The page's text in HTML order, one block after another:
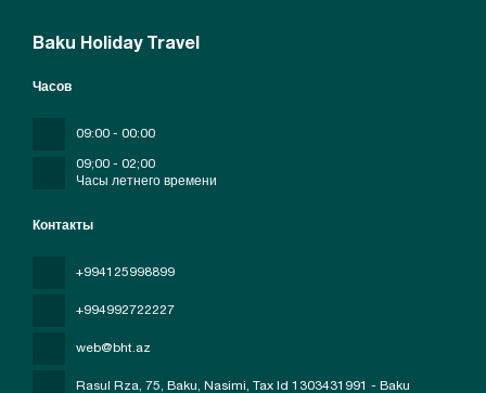
Baku Holiday Travel
Контакты
+994125998899
+994992722227
web@bht.az
Rasul Rza, 75, Baku, Nasimi, Tax Id 1303431991 - Baku
Часов
09:00 - 00:00
09;00 - 02;00
Часы летнего времени